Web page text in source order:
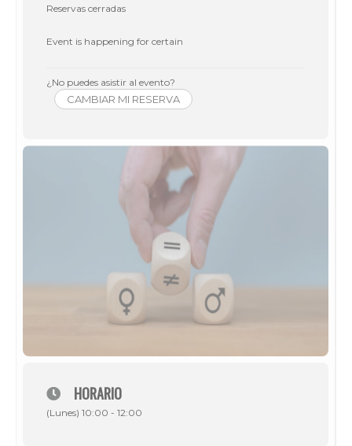
Reservas cerradas
Event is happening for certain
¿No puedes asistir al evento?
CAMBIAR MI RESERVA
HORARIO
(Lunes) 10:00 - 12:00